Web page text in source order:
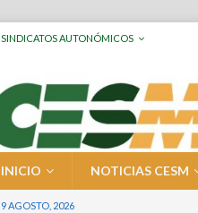
SINDICATOS AUTONÓMICOS
INICIO NOTICIAS CESM
9 AGOSTO, 2026